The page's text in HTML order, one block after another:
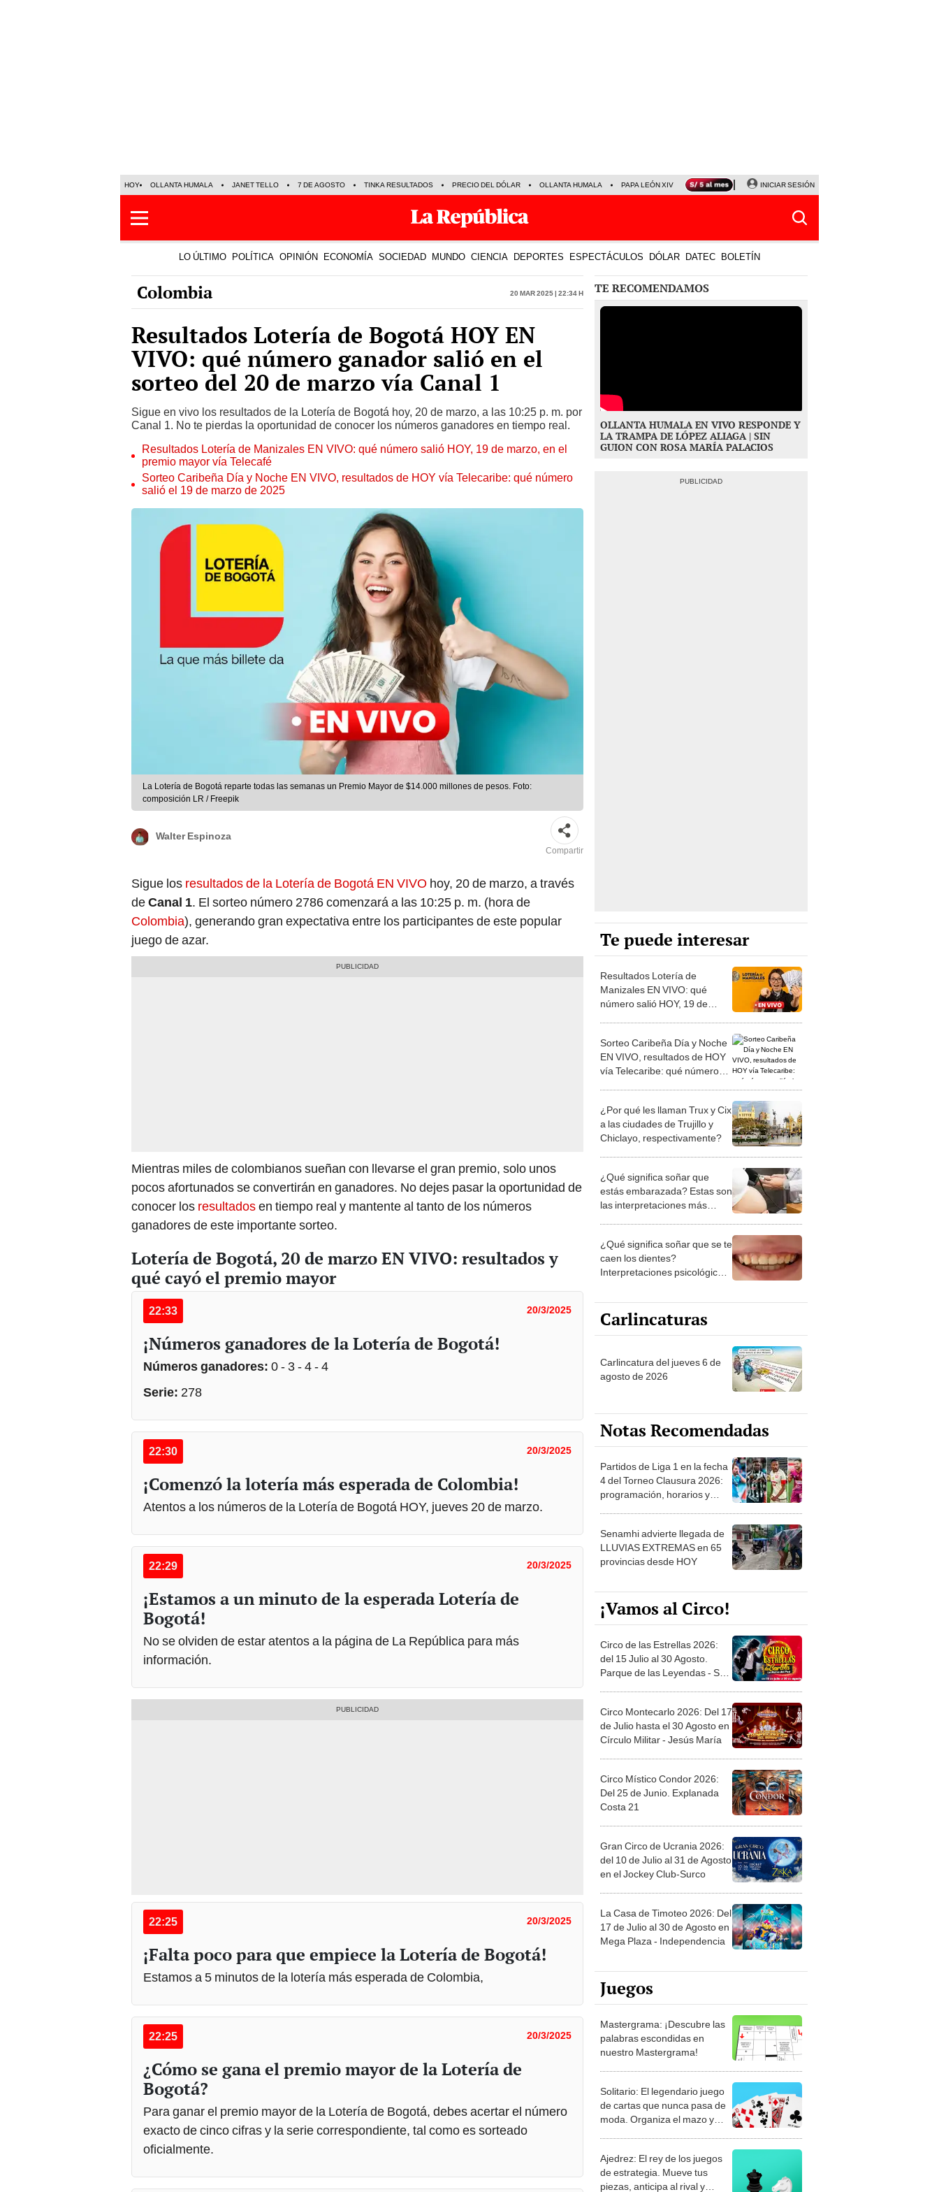
HOY OLLANTA HUMALA JANET TELLO 7 DE AGOSTO TINKA RESULTADOS PRECIO DEL DÓLAR OLLANTA HUMALA PAPA LEÓN XIV NALDY SALDAÑA LA BELLA LUZ
INICIAR SESIÓN
LO ÚLTIMO POLÍTICA OPINIÓN ECONOMÍA SOCIEDAD MUNDO CIENCIA DEPORTES ESPECTÁCULOS DÓLAR DATEC BOLETÍN
Colombia 20 Mar 2025 | 22:34 h
Resultados Lotería de Bogotá HOY EN
VIVO: qué número ganador salió en el
sorteo del 20 de marzo vía Canal 1
Sigue en vivo los resultados de la Lotería de Bogotá hoy, 20 de marzo, a las 10:25 p. m. por
Canal 1. No te pierdas la oportunidad de conocer los números ganadores en tiempo real.
Resultados Lotería de Manizales EN VIVO: qué número salió HOY, 19 de marzo, en el
premio mayor vía Telecafé
Sorteo Caribeña Día y Noche EN VIVO, resultados de HOY vía Telecaribe: qué número
salió el 19 de marzo de 2025
La Lotería de Bogotá reparte todas las semanas un Premio Mayor de $14.000 millones de pesos. Foto:
composición LR / Freepik
Walter Espinoza
Compartir
Sigue los resultados de la Lotería de Bogotá EN VIVO hoy, 20 de marzo, a través
deCanal 1. El sorteo número 2786 comenzará a las 10:25 p. m. (hora de
Colombia), generando gran expectativa entre los participantes de este popular
juego de azar.
Mientras miles de colombianos sueñan con llevarse el gran premio, solo unos
pocos afortunados se convertirán en ganadores. No dejes pasar la oportunidad de
conocer los resultadosen tiempo real y mantente al tanto de los números
ganadores de este importante sorteo.
Lotería de Bogotá, 20 de marzo EN VIVO: resultados y
qué cayó el premio mayor
22:33 20/3/2025
¡Números ganadores de la Lotería de Bogotá!
Números ganadores: 0 - 3 - 4 - 4
Serie: 278
22:30 20/3/2025
¡Comenzó la lotería más esperada de Colombia!
Atentos a los números de la Lotería de Bogotá HOY, jueves 20 de marzo.
22:29 20/3/2025
¡Estamos a un minuto de la esperada Lotería de
Bogotá!
No se olviden de estar atentos a la página de La República para más
información.
22:25 20/3/2025
¡Falta poco para que empiece la Lotería de Bogotá!
Estamos a 5 minutos de la lotería más esperada de Colombia,
22:25 20/3/2025
¿Cómo se gana el premio mayor de la Lotería de
Bogotá?
Para ganar el premio mayor de la Lotería de Bogotá, debes acertar el número
exacto de cinco cifras y la serie correspondiente, tal como es sorteado
oficialmente.
TE RECOMENDAMOS
OLLANTA HUMALA EN VIVO RESPONDE Y
LA TRAMPA DE LÓPEZ ALIAGA | SIN
GUION CON ROSA MARÍA PALACIOS
Te puede interesar
Resultados Lotería de
Manizales EN VIVO: qué
número salió HOY, 19 de
Sorteo Caribeña Día y Noche
EN VIVO, resultados de HOY
vía Telecaribe: qué número
¿Por qué les llaman Trux y Cix
a las ciudades de Trujillo y
Chiclayo, respectivamente?
¿Qué significa soñar que
estás embarazada? Estas son
las interpretaciones más
¿Qué significa soñar que se te
caen los dientes?
Interpretaciones psicológicas
Carlincaturas
Carlincatura del jueves 6 de
agosto de 2026
Notas Recomendadas
Partidos de Liga 1 en la fecha
4 del Torneo Clausura 2026:
programación, horarios y
Senamhi advierte llegada de
LLUVIAS EXTREMAS en 65
provincias desde HOY
¡Vamos al Circo!
Circo de las Estrellas 2026:
del 15 Julio al 30 Agosto.
Parque de las Leyendas - San
Circo Montecarlo 2026: Del 17
de Julio hasta el 30 Agosto en
Círculo Militar - Jesús María
Circo Místico Condor 2026:
Del 25 de Junio. Explanada
Costa 21
Gran Circo de Ucrania 2026:
del 10 de Julio al 31 de Agosto
en el Jockey Club-Surco
La Casa de Timoteo 2026: Del
17 de Julio al 30 de Agosto en
Mega Plaza - Independencia
Juegos
Mastergrama: ¡Descubre las
palabras escondidas en
nuestro Mastergrama!
Solitario: El legendario juego
de cartas que nunca pasa de
moda. Organiza el mazo y
Ajedrez: El rey de los juegos
de estrategia. Mueve tus
piezas, anticipa al rival y